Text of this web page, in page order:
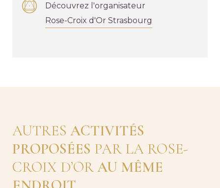
Découvrez l'organisateur
Rose-Croix d'Or Strasbourg
AUTRES ACTIVITÉS
PROPOSÉES PAR LA ROSE-
CROIX D’ORAU MÊME